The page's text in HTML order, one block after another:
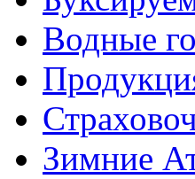
Водные
Зимние